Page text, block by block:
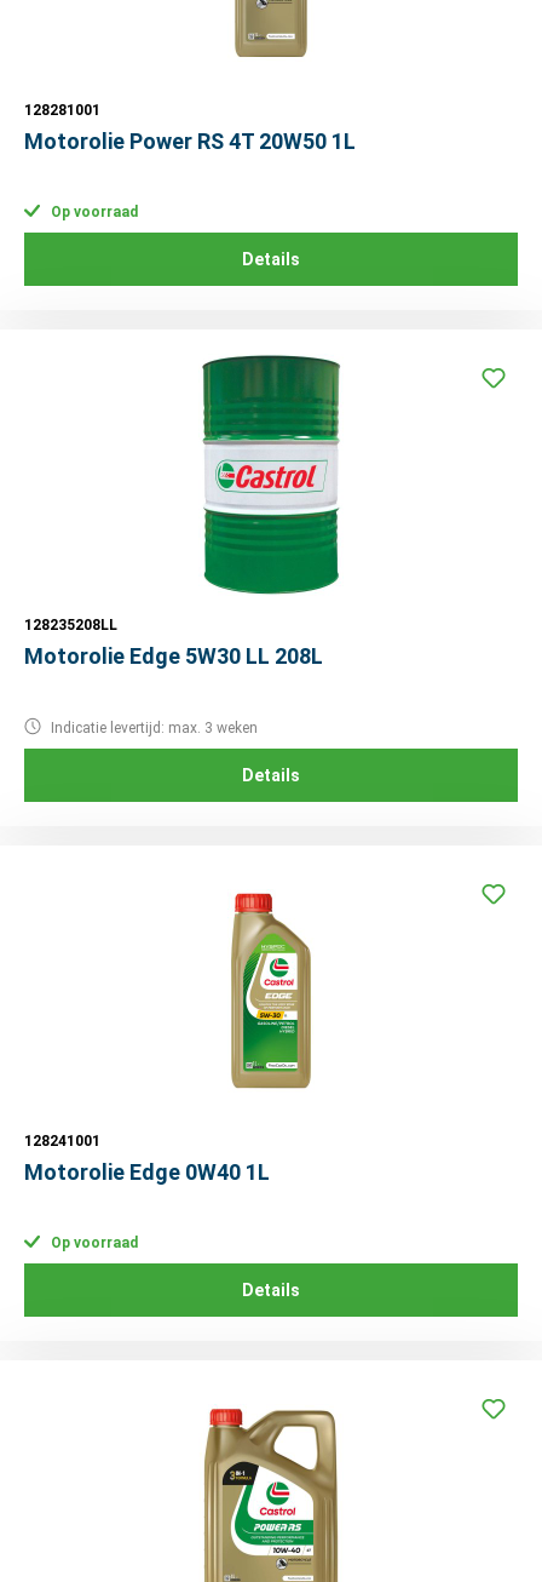
128281001
Motorolie Power RS 4T 20W50 1L
Op voorraad
Details
128235208LL
Motorolie Edge 5W30 LL 208L
Indicatie levertijd: max. 3 weken
Details
128241001
Motorolie Edge 0W40 1L
Op voorraad
Details